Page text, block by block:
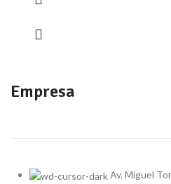
Empresa
Av. Miguel